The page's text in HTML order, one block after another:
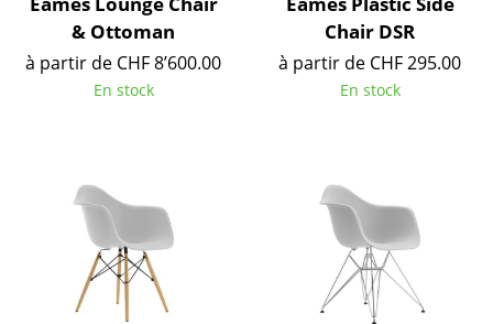
Pièces détachées
... voir toutes les tables
Bibliothèques
Étagères murales
Buffets & Commodes
& Ottoman
à partir de CHF 8’600.00
En stock
Chair DSR
à partir de CHF 295.00
En stock